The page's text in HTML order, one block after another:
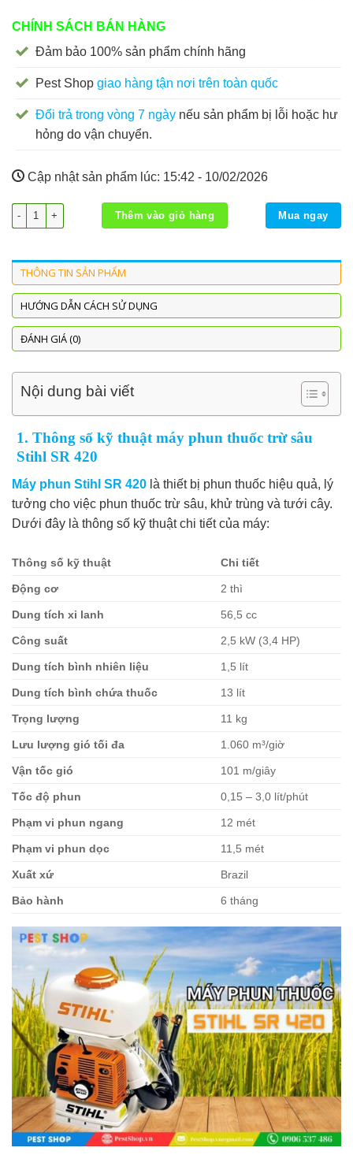
CHÍNH SÁCH BÁN HÀNG
Đảm bảo 100% sản phẩm chính hãng
Pest Shop giao hàng tận nơi trên toàn quốc
Đổi trả trong vòng 7 ngày nếu sản phẩm bị lỗi hoặc hư
hỏng do vận chuyển.
Cập nhật sản phẩm lúc: 15:42 - 10/02/2026
Máy phun Stihl SR 420 số lượng
Thêm vào giỏ hàng Mua ngay
THÔNG TIN SẢN PHẨM
HƯỚNG DẪN CÁCH SỬ DỤNG
ĐÁNH GIÁ (0)
Nội dung bài viết
1. Thông số kỹ thuật máy phun thuốc trừ sâu
Stihl SR 420
Máy phun Stihl SR 420 là thiết bị phun thuốc hiệu quả, lý
tưởng cho việc phun thuốc trừ sâu, khử trùng và tưới cây.
Dưới đây là thông số kỹ thuật chi tiết của máy:
Thông số kỹ thuật Chi tiết
Động cơ 2 thì
Dung tích xi lanh 56,5 cc
Công suất 2,5 kW (3,4 HP)
Dung tích bình nhiên liệu 1,5 lít
Dung tích bình chứa thuốc 13 lít
Trọng lượng 11 kg
Lưu lượng gió tối đa 1.060 m³/giờ
Vận tốc gió 101 m/giây
Tốc độ phun 0,15 – 3,0 lít/phút
Phạm vi phun ngang 12 mét
Phạm vi phun dọc 11,5 mét
Xuất xứ Brazil
Bảo hành 6 tháng